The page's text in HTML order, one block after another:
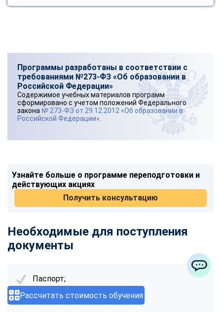
Рассчитать стоимость обучения
Программы разработаны в соответствии с
требованиями №273-ФЗ «Об образовании в
Российской Федерации»
Содержимое учебных материалов программ
сформировано с учетом положений Федерального
закона № 273-ФЗ от 29.12.2012 «Об образовании в
Российской Федерации»
Узнайте больше о программе переподготовки и
действующих акциях
Получить консультацию
Необходимые для поступления
документы
Паспорт;
заявление;